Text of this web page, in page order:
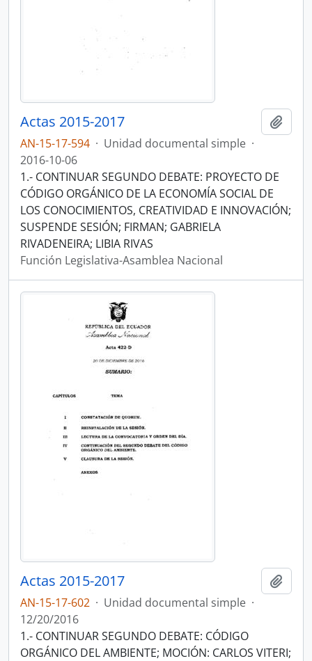
Actas 2015-2017
AN-15-17-594 · Unidad documental simple ·
2016-10-06
1.- CONTINUAR SEGUNDO DEBATE: PROYECTO DE
CÓDIGO ORGÁNICO DE LA ECONOMÍA SOCIAL DE
LOS CONOCIMIENTOS, CREATIVIDAD E INNOVACIÓN;
SUSPENDE SESIÓN; FIRMAN; GABRIELA
RIVADENEIRA; LIBIA RIVAS
Función Legislativa-Asamblea Nacional
Actas 2015-2017
AN-15-17-602 · Unidad documental simple ·
12/20/2016
1.- CONTINUAR SEGUNDO DEBATE: CÓDIGO
ORGÁNICO DEL AMBIENTE; MOCIÓN: CARLOS VITERI;